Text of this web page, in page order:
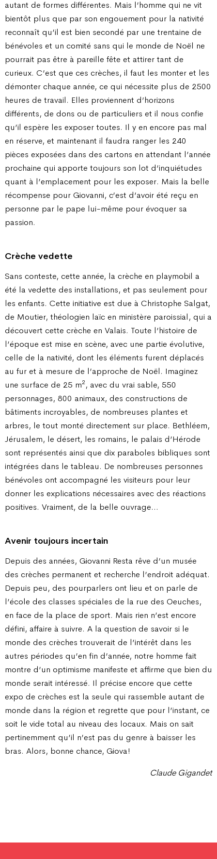
autant de formes différentes. Mais l’homme qui ne vit
bientôt plus que par son engouement pour la nativité
reconnaît qu’il est bien secondé par une trentaine de
bénévoles et un comité sans qui le monde de Noël ne
pourrait pas être à pareille fête et attirer tant de
curieux. C’est que ces crèches, il faut les monter et les
démonter chaque année, ce qui nécessite plus de 2500
heures de travail. Elles proviennent d’horizons
différents, de dons ou de particuliers et il nous confie
qu’il espère les exposer toutes. Il y en encore pas mal
en réserve, et maintenant il faudra ranger les 240
pièces exposées dans des cartons en attendant l’année
prochaine qui apporte toujours son lot d’inquiétudes
quant à l’emplacement pour les exposer. Mais la belle
récompense pour Giovanni, c’est d’avoir été reçu en
personne par le pape lui-même pour évoquer sa
passion.
Crèche vedette
Sans conteste, cette année, la crèche en playmobil a
été la vedette des installations, et pas seulement pour
les enfants. Cette initiative est due à Christophe Salgat,
de Moutier, théologien laïc en ministère paroissial, qui a
découvert cette crèche en Valais. Toute l’histoire de
l’époque est mise en scène, avec une partie évolutive,
celle de la nativité, dont les éléments furent déplacés
au fur et à mesure de l’approche de Noël. Imaginez
une surface de 25 m2, avec du vrai sable, 550
personnages, 800 animaux, des constructions de
bâtiments incroyables, de nombreuses plantes et
arbres, le tout monté directement sur place. Bethléem,
Jérusalem, le désert, les romains, le palais d’Hérode
sont représentés ainsi que dix paraboles bibliques sont
intégrées dans le tableau. De nombreuses personnes
bénévoles ont accompagné les visiteurs pour leur
donner les explications nécessaires avec des réactions
positives. Vraiment, de la belle ouvrage…
Avenir toujours incertain
Depuis des années, Giovanni Resta rêve d’un musée
des crèches permanent et recherche l’endroit adéquat.
Depuis peu, des pourparlers ont lieu et on parle de
l’école des classes spéciales de la rue des Oeuches,
en face de la place de sport. Mais rien n’est encore
défini, affaire à suivre. A la question de savoir si le
monde des crèches trouverait de l’intérêt dans les
autres périodes qu’en fin d’année, notre homme fait
montre d’un optimisme manifeste et affirme que bien du
monde serait intéressé. Il précise encore que cette
expo de crèches est la seule qui rassemble autant de
monde dans la région et regrette que pour l’instant, ce
soit le vide total au niveau des locaux. Mais on sait
pertinemment qu’il n’est pas du genre à baisser les
bras. Alors, bonne chance, Giova !
Claude Gigandet